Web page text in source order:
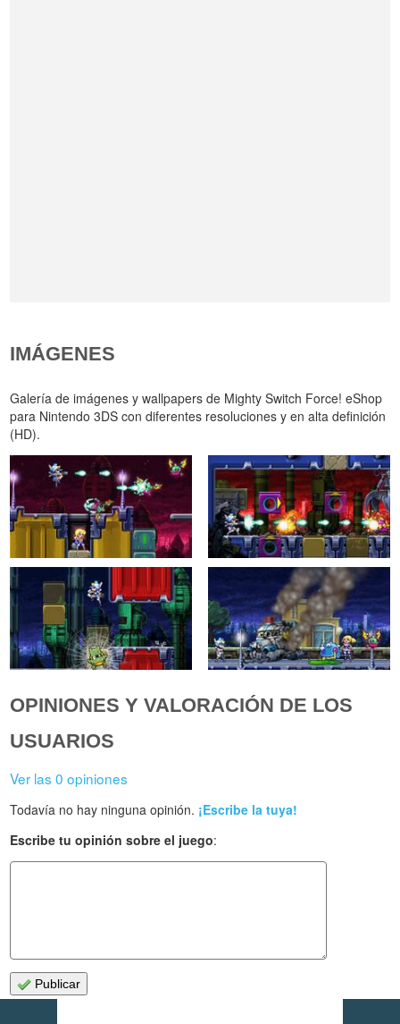
IMÁGENES
Galería de imágenes y wallpapers de Mighty Switch Force! eShop
para Nintendo 3DS con diferentes resoluciones y en alta definición
(HD).
OPINIONES Y VALORACIÓN DE LOS
USUARIOS
Ver las 0 opiniones
Todavía no hay ninguna opinión. ¡Escribe la tuya!
Escribe tu opinión sobre el juego:
Publicar